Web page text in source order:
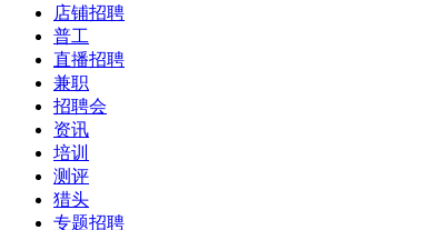
店铺招聘
普工
直播招聘
兼职
招聘会
资讯
培训
测评
猎头
专题招聘